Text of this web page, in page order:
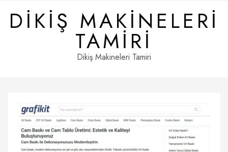
contentDIKIŞ MAKINELERI
TAMIRI
Dikiş Makineleri Tamiri